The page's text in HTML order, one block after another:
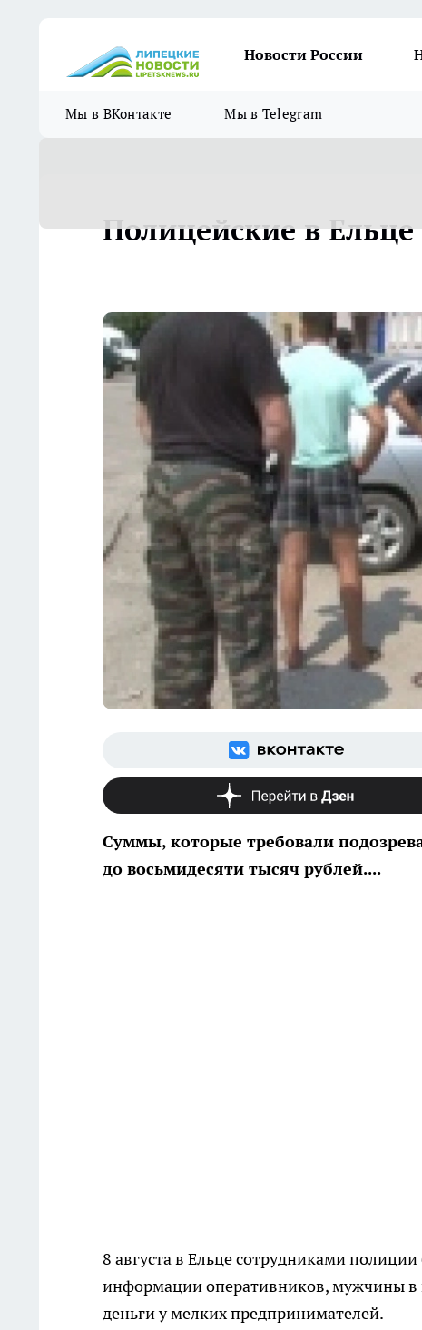
Новости России
Мы в ВКонтакте Мы в Telegram
Полицейские в
Суммы, которые требовали
до восьмидесяти тысяч рублей....
8 августа в Ельце сотрудниками
информации оперативников, мужчины в
деньги у мелких предпринимателей.